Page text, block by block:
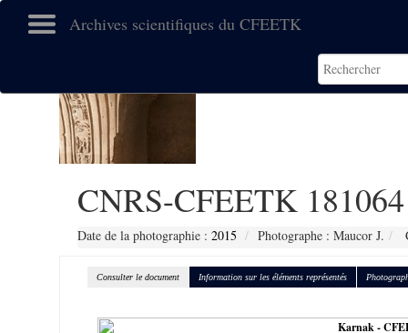
Archives scientifiques du CFEETK
CNRS-CFEETK 181064
Date de la photographie : 2015 Photographe : Maucor J.
Consulter le document Information sur les éléments représentés